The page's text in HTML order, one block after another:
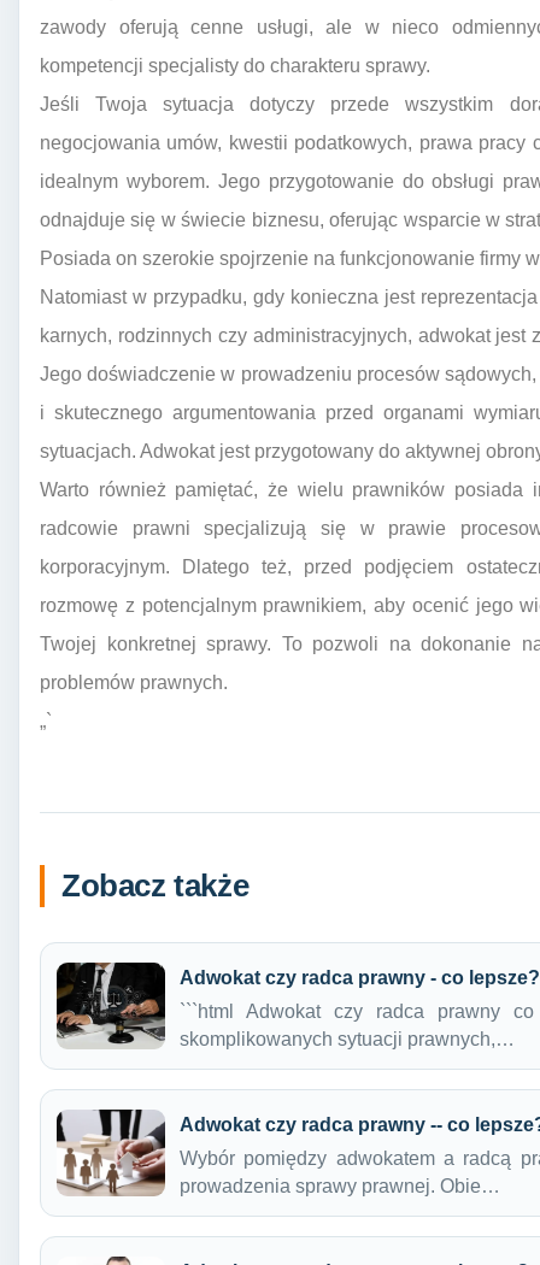
zawody oferują cenne usługi, ale w nieco
kompetencji specjalisty do charakteru sprawy.
Jeśli Twoja sytuacja dotyczy przede wszystkim
negocjowania umów, kwestii podatkowych, prawa
idealnym wyborem. Jego przygotowanie do obsługi
odnajduje się w świecie biznesu, oferując wsparcie w
Posiada on szerokie spojrzenie na funkcjonowanie firmy
Natomiast w przypadku, gdy konieczna jest
karnych, rodzinnych czy administracyjnych, adwokat
Jego doświadczenie w prowadzeniu procesów
i skutecznego argumentowania przed organami
sytuacjach. Adwokat jest przygotowany do aktywnej
Warto również pamiętać, że wielu prawników posiada
radcowie prawni specjalizują się w prawie
korporacyjnym. Dlatego też, przed podjęciem
rozmowę z potencjalnym prawnikiem, aby ocenić jego
Twojej konkretnej sprawy. To pozwoli na dokonanie
problemów prawnych.
„`
Zobacz także
Adwokat czy radca prawny - co lepsze?
```html Adwokat czy radca prawny
skomplikowanych sytuacji prawnych,…
Adwokat czy radca prawny -- co
Wybór pomiędzy adwokatem a radcą
prowadzenia sprawy prawnej. Obie…